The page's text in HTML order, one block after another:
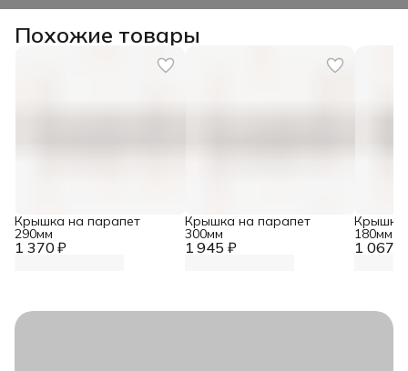
Похожие товары
1 370 ₽
Крышка на парапет
290мм
1 945 ₽
Крышка на парапет
300мм
1 067 ₽
Крышка
180мм